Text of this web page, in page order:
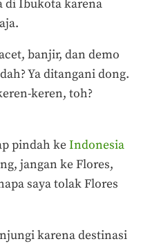
di Ibukota karena
banjir, dan demo
Ya ditangani dong.
keren, toh?
pindah ke Indonesia
jangan ke Flores,
saya tolak Flores
karena destinasi